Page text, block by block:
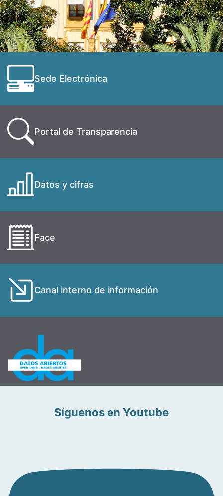
Sede Electrónica
Portal de Transparencia
Datos y cifras
Face
Canal interno de información
Síguenos en Youtube